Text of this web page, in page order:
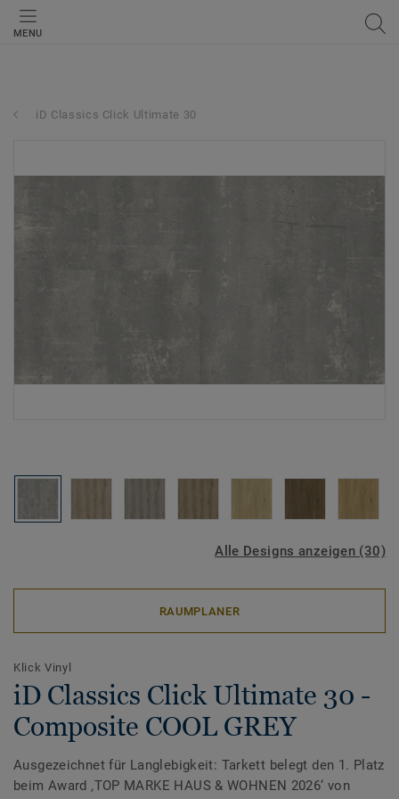
MENU
iD Classics Click Ultimate 30
Alle Designs anzeigen (30)
RAUMPLANER
Klick Vinyl
iD Classics Click Ultimate 30 -
Composite COOL GREY
Ausgezeichnet für Langlebigkeit: Tarkett belegt den 1. Platz
beim Award ‚TOP MARKE HAUS & WOHNEN 2026‘ von